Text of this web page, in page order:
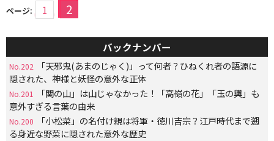
ページ: 1 2
バックナンバー
No.202
「天邪鬼(あまのじゃく)」って何者？ひねくれ者の語源に
隠された、神様と妖怪の意外な正体
No.201
「関の山」は山じゃなかった！「高嶺の花」「玉の輿」も
意外すぎる言葉の由来
No.200
「小松菜」の名付け親は将軍・徳川吉宗？江戸時代まで遡
る身近な野菜に隠された意外な歴史